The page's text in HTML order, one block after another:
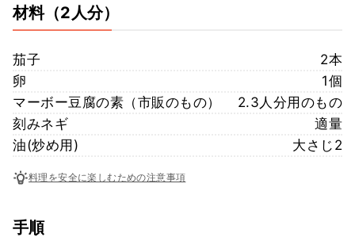
材料（2人分）
茄子
2本
卵
1個
マーボー豆腐の素（市販のもの）
2.3人分用のもの
刻みネギ
適量
油(炒め用)
大さじ2
料理を安全に楽しむための注意事項
手順